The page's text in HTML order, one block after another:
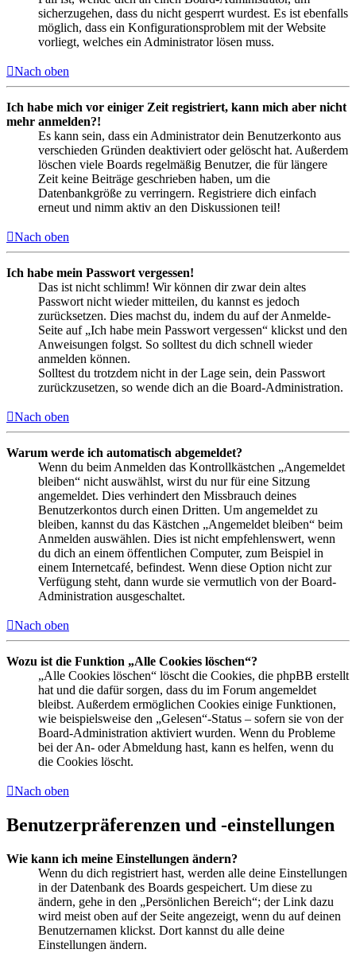
sicherzugehen, dass du nicht gesperrt wurdest. Es ist ebenfalls
möglich, dass ein Konfigurationsproblem mit der Website
vorliegt, welches ein Administrator lösen muss.
Nach oben
Ich habe mich vor einiger Zeit registriert, kann mich aber nicht
mehr anmelden?!
Es kann sein, dass ein Administrator dein Benutzerkonto aus
verschieden Gründen deaktiviert oder gelöscht hat. Außerdem
löschen viele Boards regelmäßig Benutzer, die für längere
Zeit keine Beiträge geschrieben haben, um die
Datenbankgröße zu verringern. Registriere dich einfach
erneut und nimm aktiv an den Diskussionen teil!
Nach oben
Ich habe mein Passwort vergessen!
Das ist nicht schlimm! Wir können dir zwar dein altes
Passwort nicht wieder mitteilen, du kannst es jedoch
zurücksetzen. Dies machst du, indem du auf der Anmelde-
Seite auf „Ich habe mein Passwort vergessen“ klickst und den
Anweisungen folgst. So solltest du dich schnell wieder
anmelden können.
Solltest du trotzdem nicht in der Lage sein, dein Passwort
zurückzusetzen, so wende dich an die Board-Administration.
Nach oben
Warum werde ich automatisch abgemeldet?
Wenn du beim Anmelden das Kontrollkästchen „Angemeldet
bleiben“ nicht auswählst, wirst du nur für eine Sitzung
angemeldet. Dies verhindert den Missbrauch deines
Benutzerkontos durch einen Dritten. Um angemeldet zu
bleiben, kannst du das Kästchen „Angemeldet bleiben“ beim
Anmelden auswählen. Dies ist nicht empfehlenswert, wenn
du dich an einem öffentlichen Computer, zum Beispiel in
einem Internetcafé, befindest. Wenn diese Option nicht zur
Verfügung steht, dann wurde sie vermutlich von der Board-
Administration ausgeschaltet.
Nach oben
Wozu ist die Funktion „Alle Cookies löschen“?
„Alle Cookies löschen“ löscht die Cookies, die phpBB erstellt
hat und die dafür sorgen, dass du im Forum angemeldet
bleibst. Außerdem ermöglichen Cookies einige Funktionen,
wie beispielsweise den „Gelesen“-Status – sofern sie von der
Board-Administration aktiviert wurden. Wenn du Probleme
bei der An- oder Abmeldung hast, kann es helfen, wenn du
die Cookies löscht.
Nach oben
Benutzerpräferenzen und -einstellungen
Wie kann ich meine Einstellungen ändern?
Wenn du dich registriert hast, werden alle deine Einstellungen
in der Datenbank des Boards gespeichert. Um diese zu
ändern, gehe in den „Persönlichen Bereich“; der Link dazu
wird meist oben auf der Seite angezeigt, wenn du auf deinen
Benutzernamen klickst. Dort kannst du alle deine
Einstellungen ändern.